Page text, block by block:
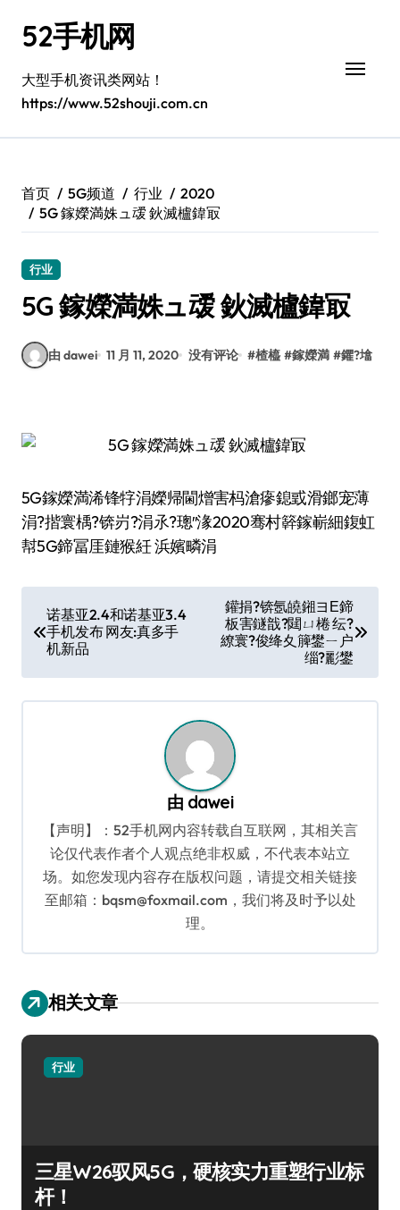
52手机网
大型手机资讯类网站！
https://www.52shouji.com.cn
首页 5G频道 行业
2020
5G 鎵嬫満姝ュ叆 鈥滅櫨鍏冣
行业
5G 鎵嬫満姝ュ叆 鈥滅櫨鍏冣
由 dawei 11 月 11, 2020 没有评论 #楂橀 #鎵嬫満 #鑺?墖
5G鎵嬫満浠锋牸涓嬫帰閫熷害杩滄瘮鎴戜滑鎯宠薄
涓?揩寰楀?锛岃?涓氶?璁″湪2020骞村簳鎵嶄細鍑虹
幇5G鍗冨厓鏈猴紝 浜嬪疄涓
章
诺基亚2.4和诺基亚3.4
手机发布 网友:真多手
机新品
鑵捐?锛氬皢鎺ヨЕ鍗
板害鐩戠?閮ㄩ棬 纭?
繚寰?俊绛夊簲鐢ㄧ户
缁?彲鐢
由 dawei
【声明】：52手机网内容转载自互联网，其相关言
论仅代表作者个人观点绝非权威，不代表本站立
场。如您发现内容存在版权问题，请提交相关链接
至邮箱：bqsm@foxmail.com，我们将及时予以处
理。
相关文章
行业
三星W26驭风5G，硬核实力重塑行业标
杆！